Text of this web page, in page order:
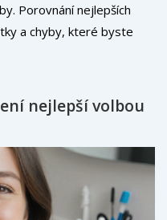
Porovnání nejlepších
a chyby, které byste
nejlepší volbou